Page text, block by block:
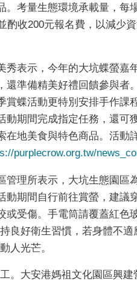
。考量生態環境承載量，每
酌收200元報名費，以減少
秀表示，今年的大坑蝶螢嘉
還準備精美好禮回饋參與者
賞蝶活動更特別安排手作課
動期間完成指定任務，還可
在地美食與特色商品。活動
purplecrow.org.tw/
管理所表示，大坑生態園區
動期間自行前往賞螢，建議
或受傷。手電筒請覆蓋紅色
良好衛生習慣，若身體不
人光芒。
。大安港媽祖文化園區興